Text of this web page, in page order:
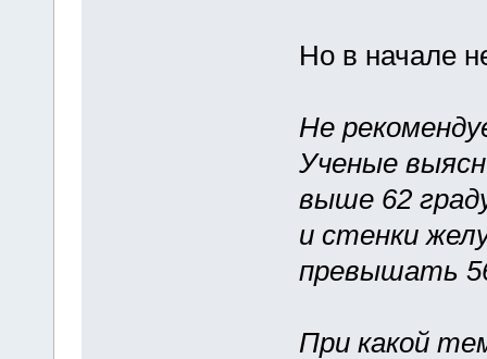
Но в начале
Не
Ученые
выше 62
и стенки
превышать
При какой